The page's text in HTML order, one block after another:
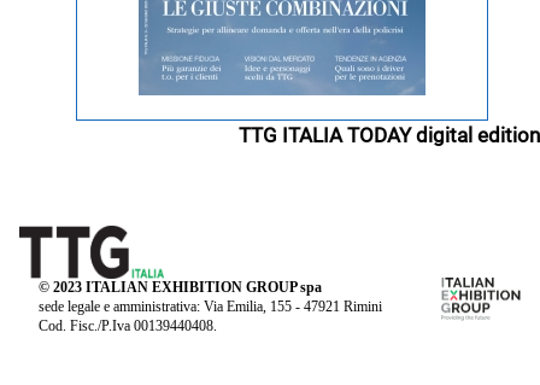
TTG ITALIA TODAY digital edition
© 2023 ITALIAN EXHIBITION GROUP spa
sede legale e amministrativa: Via Emilia, 155 - 47921 Rimini
Cod. Fisc./P.Iva 00139440408.